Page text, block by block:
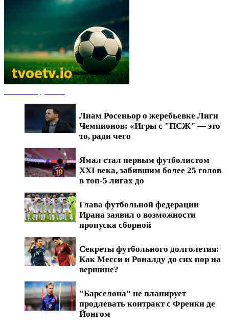
Лиам Росеньор о жеребьевке Лиги
Чемпионов: «Игры с "ПСЖ" — это
то, ради чего
Ямал стал первым футболистом
XXI века, забившим более 25 голов
в топ-5 лигах до
Глава футбольной федерации
Ирана заявил о возможности
пропуска сборной
Секреты футбольного долголетия:
Как Месси и Роналду до сих пор на
вершине?
"Барселона" не планирует
продлевать контракт с Френки де
Йонгом